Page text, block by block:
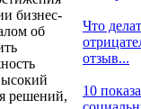
бизнес-
об
решений,
Что
отзыв...
10